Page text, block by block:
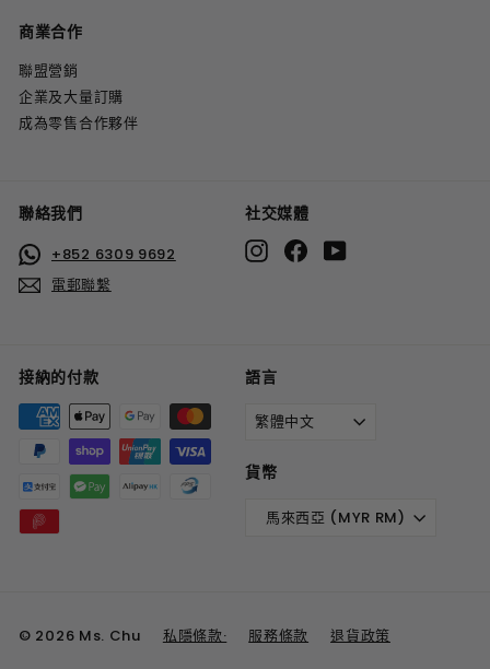
商業合作
聯盟營銷
企業及大量訂購
成為零售合作夥伴
聯絡我們
+852 6309 9692
電郵聯繫
社交媒體
InstagramFacebook
接納的付款 語言
繁體中文
貨幣
馬來西亞 (MYR RM)
© 2026 Ms. Chu 私隱條款· 服務條款 退貨政策